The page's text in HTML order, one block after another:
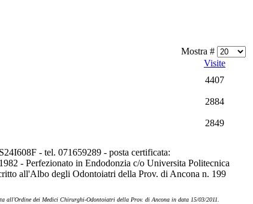
Mostra #
Visite
4407
2884
2849
- tel. 071659289 - posta certificata:
- Perfezionato in Endodonzia c/o Universita Politecnica
all'Albo degli Odontoiatri della Prov. di Ancona n. 199
all'Ordine dei Medici Chirurghi-Odontoiatri della Prov. di Ancona in data 15/03/2011.